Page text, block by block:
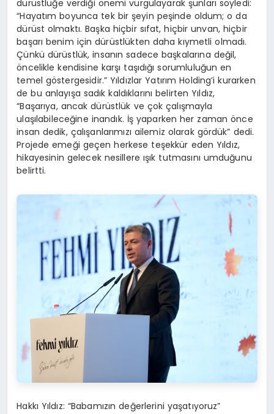
dürüstlüğe verdiği önemi vurgulayarak şunları söyledi:
“Hayatım boyunca tek bir şeyin peşinde oldum; o da
dürüst olmaktı. Başka hiçbir sıfat, hiçbir unvan, hiçbir
başarı benim için dürüstlükten daha kıymetli olmadı.
Çünkü dürüstlük, insanın sadece başkalarına değil,
öncelikle kendisine karşı taşıdığı sorumluluğun en
temel göstergesidir.” Yıldızlar Yatırım Holding’i kurarken
de bu anlayışa sadık kaldıklarını belirten Yıldız,
“Başarıya, ancak dürüstlük ve çokçalışmayla
ulaşılabileceğine inandık. İş yaparken her zamanönce
insan dedik, çalışanlarımızı ailemiz olarak gördük” dedi.
Projede emeği geçen herkese teşekkür eden Yıldız,
hikayesinin gelecek nesillere ışık tutmasını umduğunu
belirtti.
Hakkı Yıldız: “Babamızın değerlerini yaşatıyoruz”